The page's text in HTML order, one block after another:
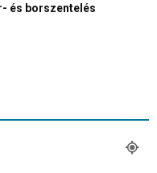
és borszentelés